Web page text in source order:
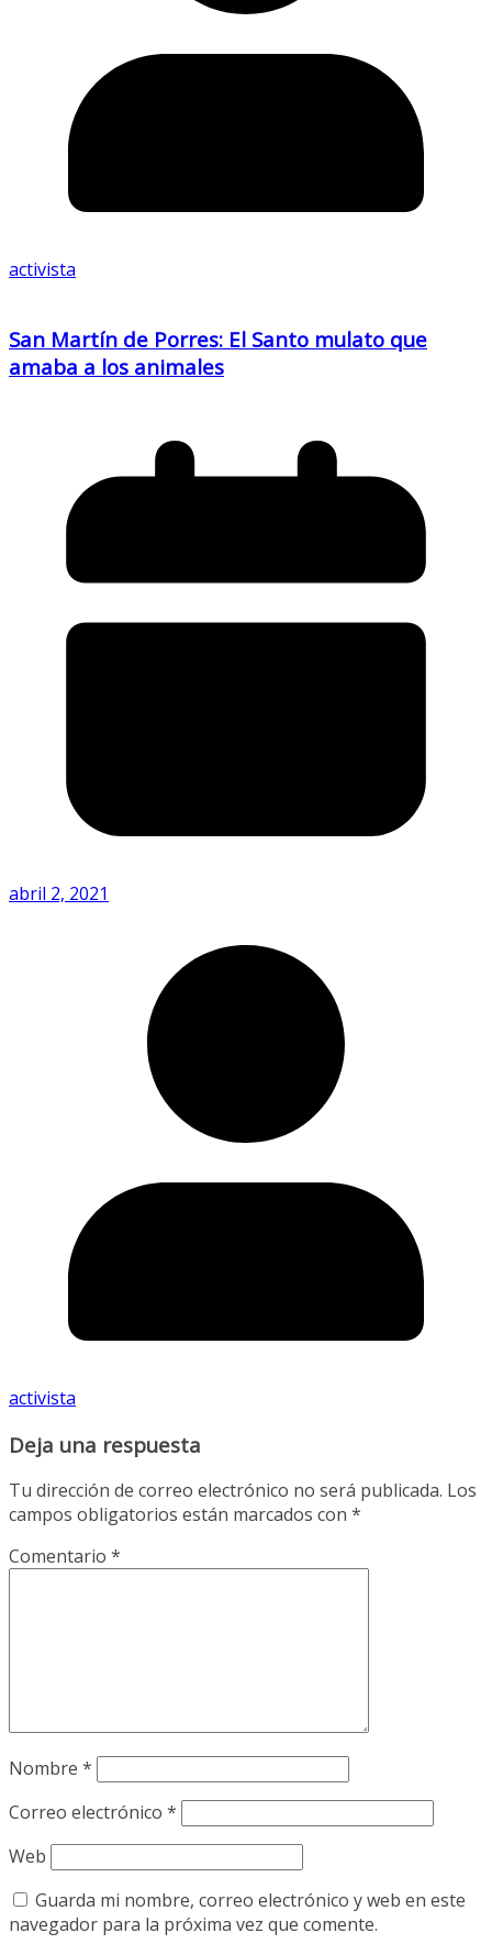
activista
San Martín de Porres: El Santo mulato que
amaba a los animales
abril 2, 2021
activista
Deja una respuesta
Tu dirección de correo electrónico no será publicada. Los
campos obligatorios están marcados con *
Comentario *
Nombre *
Correo electrónico *
Web
Guarda mi nombre, correo electrónico y web en este
navegador para la próxima vez que comente.